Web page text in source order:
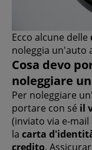
Ecco alcune delle
noleggia un'auto
Cosa devo
noleggiare
Per noleggiare
portare con sé il
(inviato via e-
la carta
credito.